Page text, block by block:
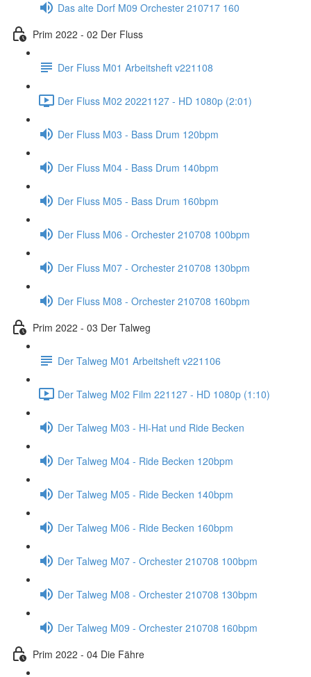
Das alte Dorf M09 Orchester 210717 160
Prim 2022 - 02 Der Fluss
Der Fluss M01 Arbeitsheft v221108
Der Fluss M02 20221127 - HD 1080p (2:01)
Der Fluss M03 - Bass Drum 120bpm
Der Fluss M04 - Bass Drum 140bpm
Der Fluss M05 - Bass Drum 160bpm
Der Fluss M06 - Orchester 210708 100bpm
Der Fluss M07 - Orchester 210708 130bpm
Der Fluss M08 - Orchester 210708 160bpm
Prim 2022 - 03 Der Talweg
Der Talweg M01 Arbeitsheft v221106
Der Talweg M02 Film 221127 - HD 1080p (1:10)
Der Talweg M03 - Hi-Hat und Ride Becken
Der Talweg M04 - Ride Becken 120bpm
Der Talweg M05 - Ride Becken 140bpm
Der Talweg M06 - Ride Becken 160bpm
Der Talweg M07 - Orchester 210708 100bpm
Der Talweg M08 - Orchester 210708 130bpm
Der Talweg M09 - Orchester 210708 160bpm
Prim 2022 - 04 Die Fähre